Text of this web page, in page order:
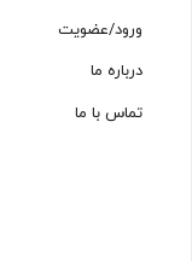
ورود/عضویت
درباره ما
تماس با ما